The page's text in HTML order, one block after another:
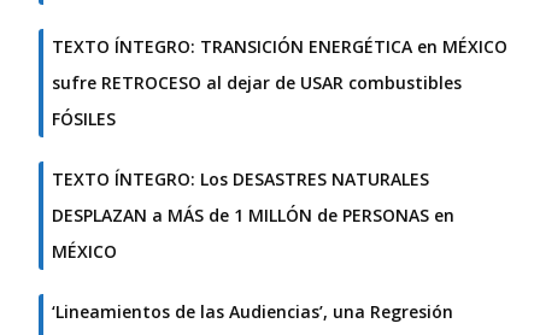
TEXTO ÍNTEGRO: TRANSICIÓN ENERGÉTICA en MÉXICO
sufre RETROCESO al dejar de USAR combustibles
FÓSILES
TEXTO ÍNTEGRO: Los DESASTRES NATURALES
DESPLAZAN a MÁS de 1 MILLÓN de PERSONAS en
MÉXICO
‘Lineamientos de las Audiencias’, una Regresión